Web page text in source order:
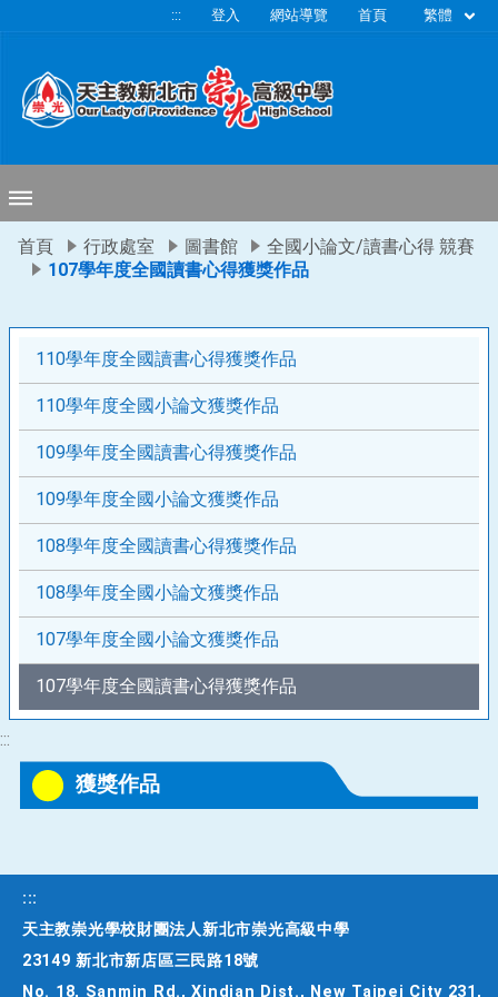
移至網頁之主要內容區位置
::: 登入 網站導覽 首頁 繁體
首頁 行政處室 圖書館
全國小論文/讀書心得 競賽
107學年度全國讀書心得獲獎作品
110學年度全國讀書心得獲獎作品
110學年度全國小論文獲獎作品
109學年度全國讀書心得獲獎作品
109學年度全國小論文獲獎作品
108學年度全國讀書心得獲獎作品
108學年度全國小論文獲獎作品
107學年度全國小論文獲獎作品
107學年度全國讀書心得獲獎作品
:::
獲獎作品
:::
天主教崇光學校財團法人新北市崇光高級中學
23149 新北市新店區三民路18號
No. 18, Sanmin Rd., Xindian Dist., New Taipei City 231,